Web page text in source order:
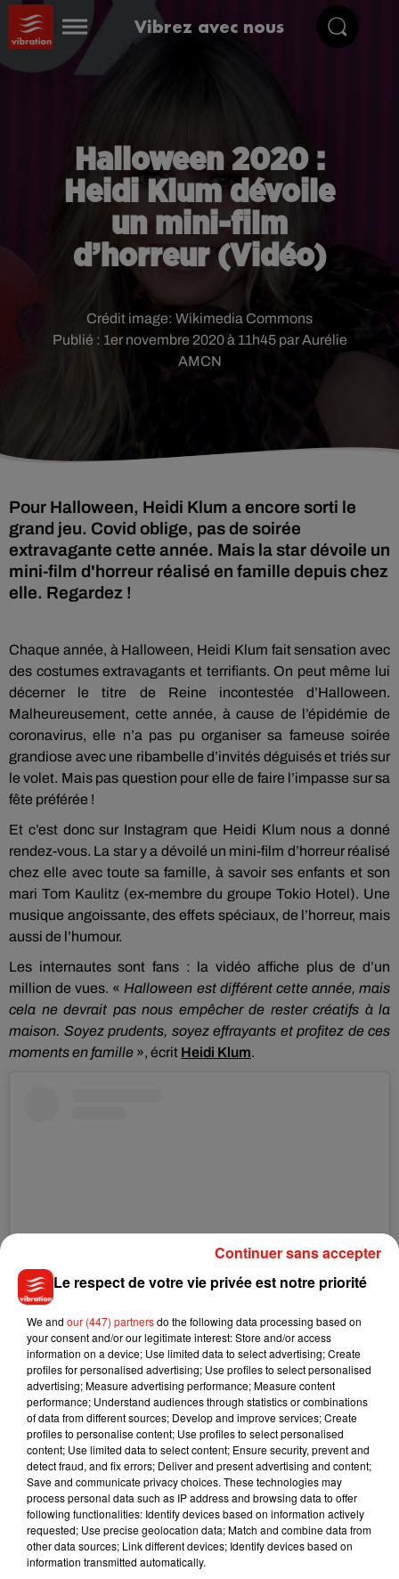
Vibrez avec nous
Halloween 2020 :
Heidi Klum dévoile
un mini-film
d’horreur (Vidéo)
Publié : 1er novembre 2020 à 11h45 par Aurélie
AMCN
Crédit image: Wikimedia Commons
Pour Halloween, Heidi Klum a encore sorti le
grand jeu. Covid oblige, pas de soirée
extravagante cette année. Mais la star dévoile un
mini-film d'horreur réalisé en famille depuis chez
elle. Regardez !
Chaque année, à Halloween, Heidi Klum fait sensation avec
des costumes extravagants et terrifiants. On peut même lui
décerner le titre de Reine incontestée d’Halloween.
Malheureusement, cette année, à cause de l’épidémie de
coronavirus, elle n’a pas pu organiser sa fameuse soirée
grandiose avec une ribambelle d’invités déguisés et triés sur
le volet. Mais pas question pour elle de faire l’impasse sur sa
fête préférée !
Et c’est donc sur Instagram que Heidi Klum nous a donné
rendez-vous. La star y a dévoilé un mini-film d’horreur réalisé
chez elle avec toute sa famille, à savoir ses enfants et son
mari Tom Kaulitz (ex-membre du groupe Tokio Hotel). Une
musique angoissante, des effets spéciaux, de l’horreur, mais
aussi de l’humour.
Les internautes sont fans : la vidéo affiche plus de d’un
million de vues. « Halloween est différent cette année, mais
cela ne devrait pas nous empêcher de rester créatifs à la
maison. Soyez prudents, soyez effrayants et profitez de ces
moments en famille », écrit Heidi Klum.
Voir cette publication sur Instagram
Halloween is different this year, but that shouldn’t stop us
from getting creative at home �x� Be safe, be spooky,
and spend time with family. �x}
Èx"ÈxÇ�x�:�xÈ‍'�️�x�x‍'�️ #HeidiHalloween2020
Une publication partagée parHeidi Klum(@heidiklum) le31 Oct. 2020 à 12 :00 PDT
Musique
Le respect de votre vie privée est notre priorité
We and our (447) partnersdo the following data processing based on
your consent and/or our legitimate interest: Store and/or access
information on a device; Use limited data to select advertising; Create
profiles for personalised advertising; Use profiles to select personalised
advertising; Measure advertising performance; Measure content
performance; Understand audiences through statistics or combinations
of data from different sources; Develop and improve services; Create
profiles to personalise content; Use profiles to select personalised
content; Use limited data to select content; Ensure security, prevent and
detect fraud, and fix errors; Deliver and present advertising and content;
Save and communicate privacy choices. These technologies may
process personal data such as IP address and browsing data to offer
following functionalities: Identify devices based on information actively
requested; Use precise geolocation data; Match and combine data from
other data sources; Link different devices; Identify devices based on
information transmitted automatically.
Continuer sans accepter